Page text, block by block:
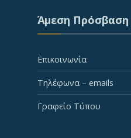
Άμεση Πρόσβαση
Επικοινωνία
Τηλέφωνα – emails
Γραφείο Τύπου